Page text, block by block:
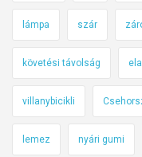
lámpa szár
követési távolság
villanybicikli
lemez nyári gumi